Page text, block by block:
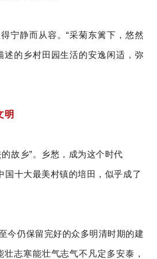
宁静而从容。“采菊东篱下，悠然
述的乡村田园生活的安逸闲适，弥
明
故乡”。乡愁，成为这个时代
国十大最美村镇的培田，似乎成了
今仍保留完好的众多明清时期的建
壮志寒能壮气志气不凡定多安泰，